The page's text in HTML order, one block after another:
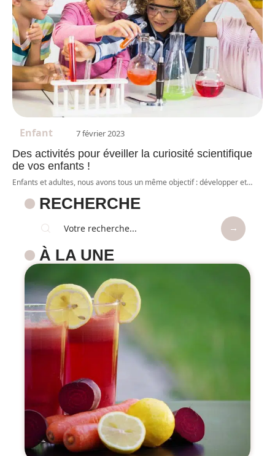
Enfant 7 février 2023
Des activités pour éveiller la curiosité scientifique
de vos enfants !
Enfants et adultes, nous avons tous un même objectif : développer et…
RECHERCHE
À LA UNE